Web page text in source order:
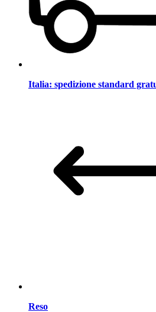
Italia: spedizione standard
Reso